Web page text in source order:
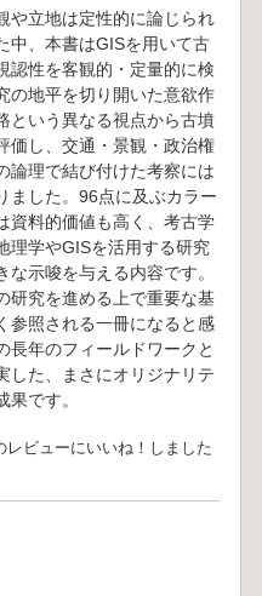
や立地は定性的に論じられ
中、本書はGISを用いて古
認性を客観的・定量的に検
の地平を切り開いた意欲作
という異なる視点から古墳
価し、交通・景観・政治権
論理で結び付けた考察には
ました。96点に及ぶカラー
資料的価値も高く、考古学
理学やGISを活用する研究
な示唆を与える内容です。
研究を進める上で重要な基
参照される一冊になると感
長年のフィールドワークと
した、まさにオリジナリテ
果です。
レビューにいいね！しました